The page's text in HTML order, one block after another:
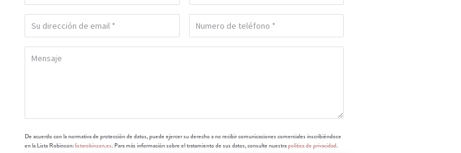
De acuerdo con la normativa de protección de datos, puede ejercer su derecho a no recibir comunicaciones comerciales inscribiéndose
en la Lista Robinson:listarobinson.es. Para más información sobre el tratamiento de sus datos, consulte nuestrapolítica de privacidad.